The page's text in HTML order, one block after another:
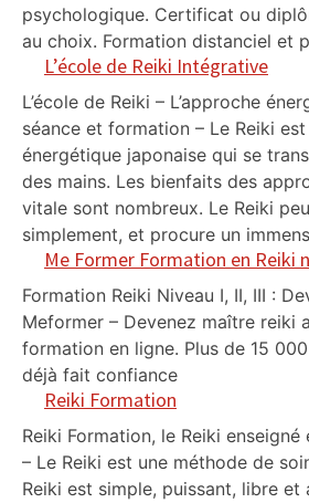
psychologique. Certificat ou
au choix. Formation distanciel et
L’école de Reiki Intégrative
L’école de Reiki – L’approche
séance et formation – Le Reiki
énergétique japonaise qui se
des mains. Les bienfaits des
vitale sont nombreux. Le Reiki
simplement, et procure un
Me Former Formation en Reiki
Formation Reiki Niveau I, II, III :
Meformer – Devenez maître reiki
formation en ligne. Plus de 15
déjà fait confiance
Reiki Formation
Reiki Formation, le Reiki
– Le Reiki est une méthode de
Reiki est simple, puissant, libre et